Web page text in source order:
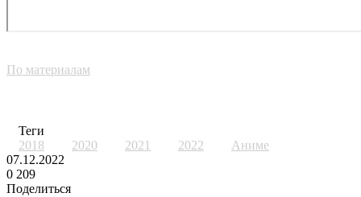
По материалам
Теги
2018
2020 2021 2022
Аниме
07.12.2022
0 209
Поделиться